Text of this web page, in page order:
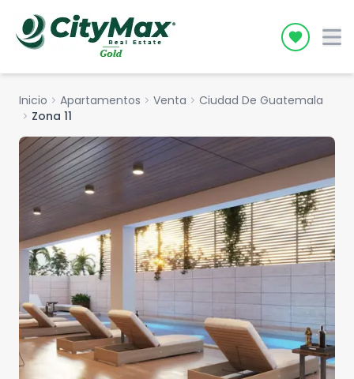
Icon
Inicio chevron_right Apartamentos chevron_right Venta chevron_right Ciudad De Guatemala
chevron_right Zona 11